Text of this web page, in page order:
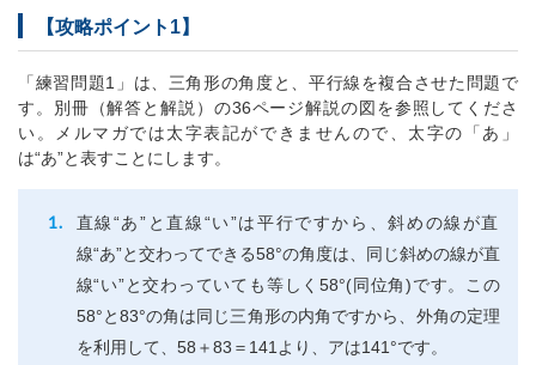
【攻略ポイント1】
「練習問題1」は、三角形の角度と、平行線を複合させた問題で
す。別冊（解答と解説）の36ページ解説の図を参照してくださ
い。メルマガでは太字表記ができませんので、太字の「あ」
は“あ”と表すことにします。
直線“あ”と直線“い”は平行ですから、斜めの線が直
線“あ”と交わってできる58°の角度は、同じ斜めの線が直
線“い”と交わっていても等しく58°(同位角)です。この
58°と83°の角は同じ三角形の内角ですから、外角の定理
を利用して、58＋83＝141より、アは141°です。